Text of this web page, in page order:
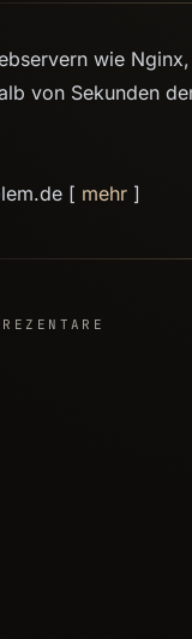
wie
von Sekunden
[ mehr ]